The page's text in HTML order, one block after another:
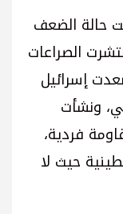
حالة الضعف
الصراعات
إسرائيل
ونشأت
فردية،
حيث لا